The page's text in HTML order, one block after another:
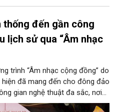
đến gần công
lịch sử qua “Âm nhạc
trình “Âm nhạc cộng đồng” do
đã mang đến cho đông đảo
gian nghệ thuật đa sắc, nơi
tân cổ và các tiết mục múa